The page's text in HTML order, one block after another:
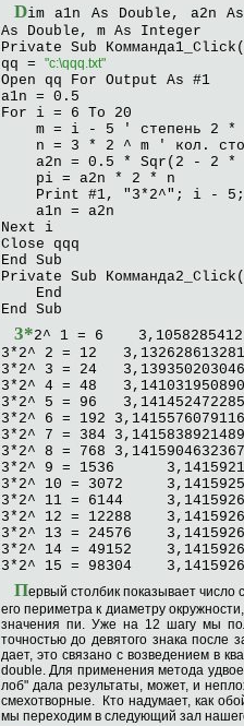
Dim a1n As Double, a2n
As Double, m As Integer
Private Sub
qq = "c:\qqq.txt"
Open qq For Output As #1
a1n = 0.5
For i = 6 To 20
m = i - 5 ' степень 2 *
n = 3 * 2 ^ m ' кол.
a2n = 0.5 * Sqr(2 - 2 *
pi = a2n * 2 * n
Print #1, "3*2^"; i - 5;
a1n = a2n
Next i
Close qqq
End Sub
Private Sub
End
End Sub
3*2^ 1 = 6
3*2^ 2 = 12
3*2^ 3 = 24
3*2^ 4 = 48
3*2^ 5 = 96
3*2^ 6 = 192
3*2^ 7 = 384
3*2^ 8 = 768
3*2^ 9 = 1536
3*2^ 10 = 3072
3*2^ 11 = 6144
3*2^ 12 = 12288
3*2^ 13 = 24576
3*2^ 14 = 49152
3*2^ 15 = 98304
Первый столбик показывает число
его периметра к диаметру
значения пи. Уже на 12 шагу мы
точностью до девятого знака после
дает, это связано с возведением в
double. Для применения метода
лоб" дала результаты, может, и
смехотворные. Кто надумает, как
мы переходим в следующий зал